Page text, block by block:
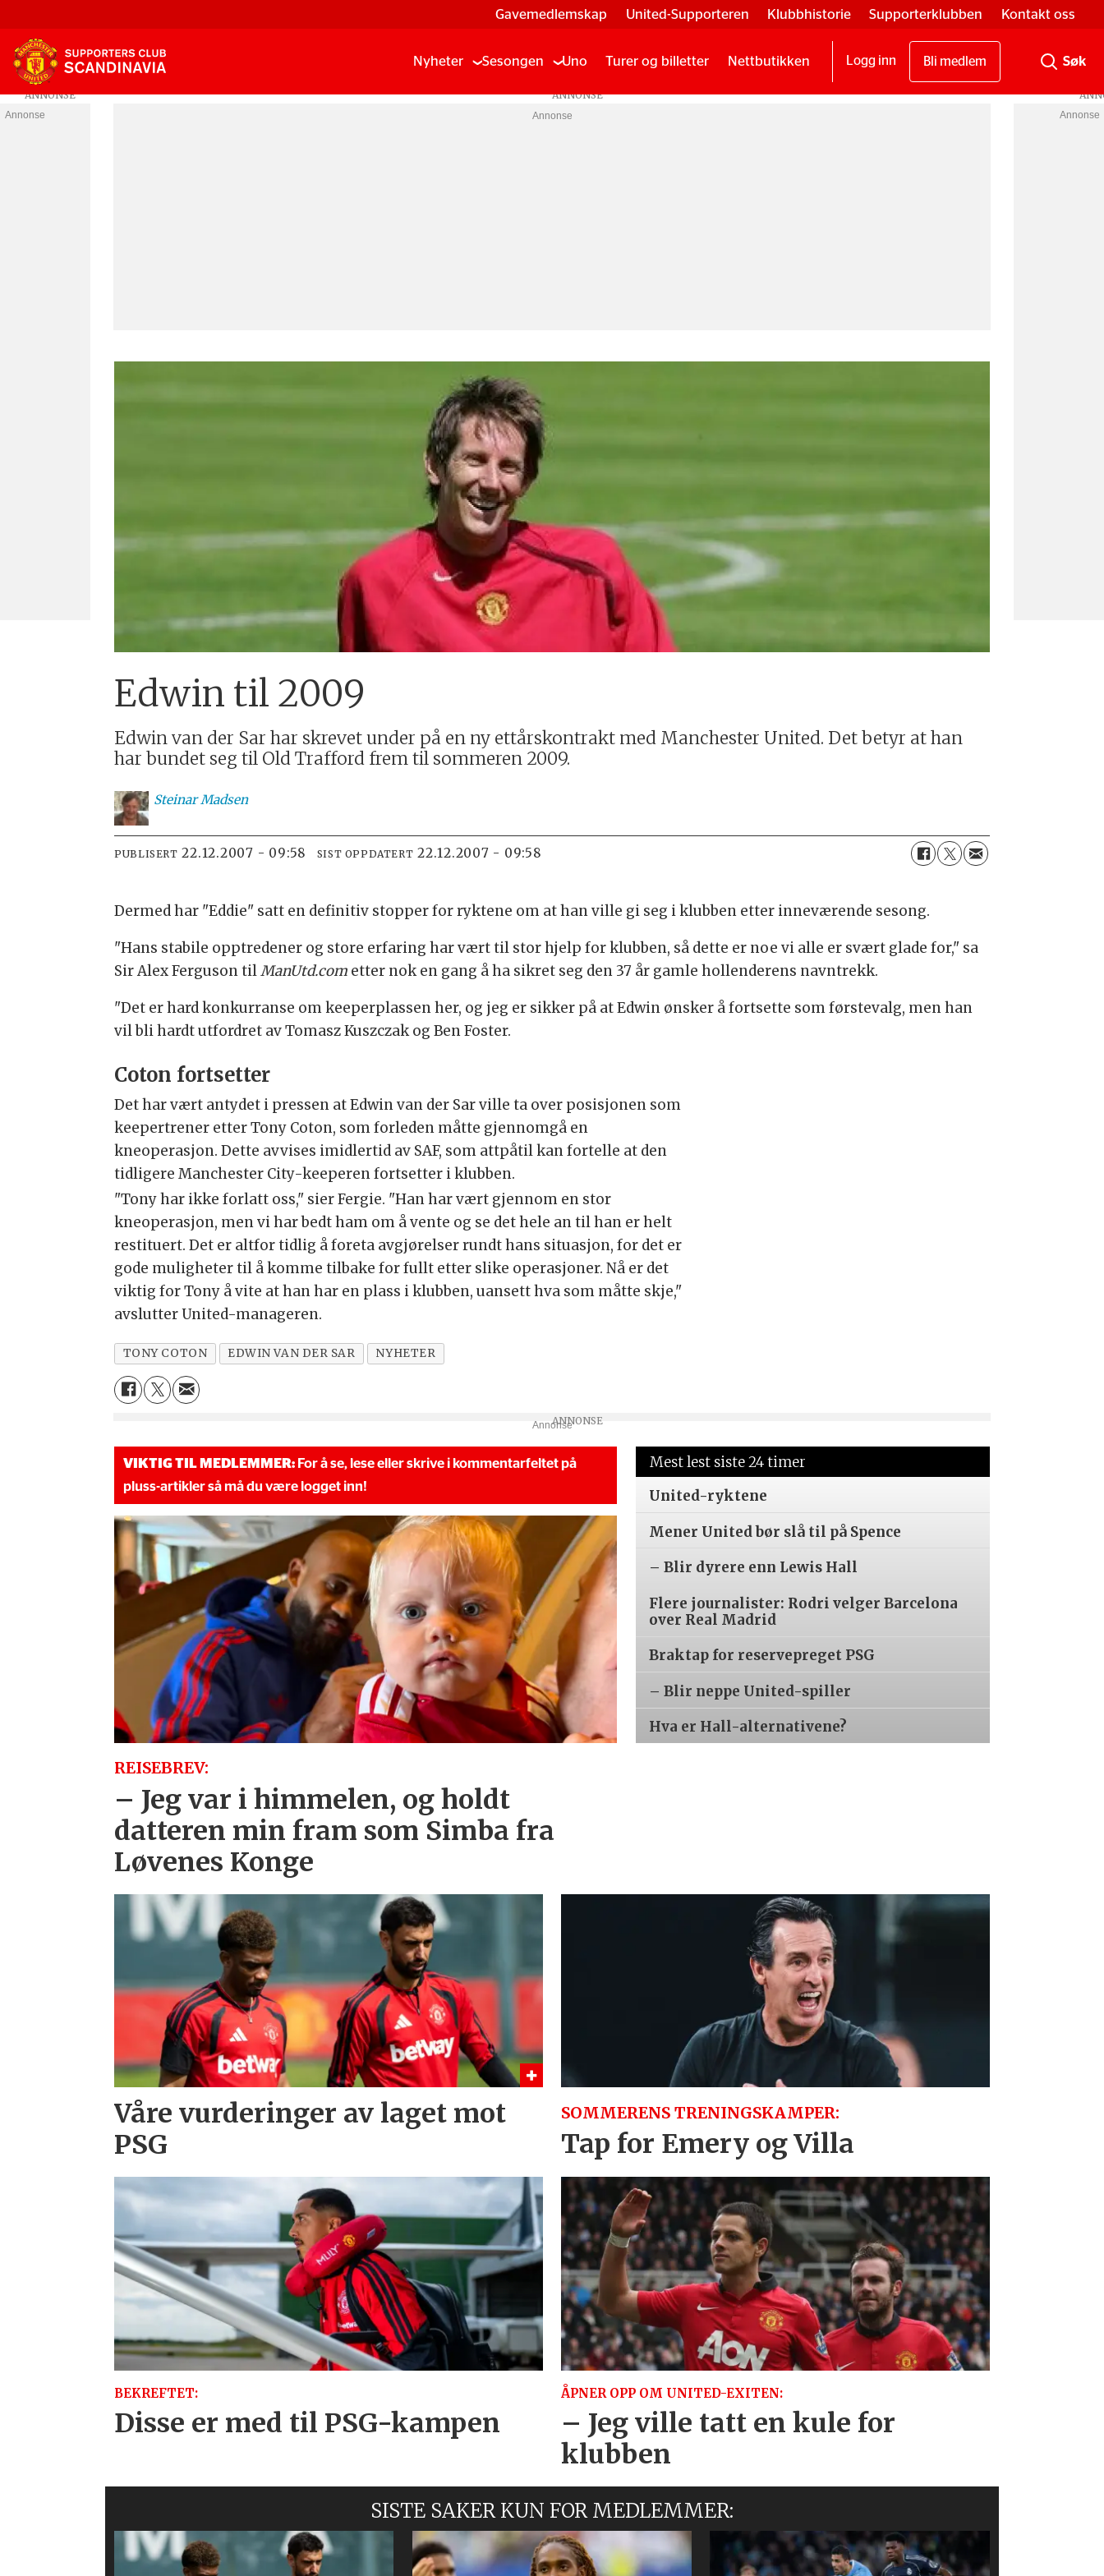
Gavemedlemskap United-Supporteren Klubbhistorie Supporterklubben Kontakt oss
Nyheter Sesongen Uno Turer og billetter Nettbutikken Logg inn Bli medlem
Annonse
Edwin til 2009
Edwin van der Sar har skrevet under på en ny ettårskontrakt med Manchester United. Det betyr at han
har bundet seg til Old Trafford frem til sommeren 2009.
Steinar Madsen
PUBLISERT 22.12.2007 - 09:58 SIST OPPDATERT 22.12.2007 - 09:58
Dermed har "Eddie" satt en definitiv stopper for ryktene om at han ville gi seg i klubben etter inneværende sesong.
"Hans stabile opptredener og store erfaring har vært til stor hjelp for klubben, så dette er noe vi alle er svært glade for," sa
Sir Alex Ferguson tilManUtd.com etter nok en gang å ha sikret seg den 37 år gamle hollenderens navntrekk.
"Det er hard konkurranse om keeperplassen her, og jeg er sikker på at Edwin ønsker å fortsette som førstevalg, men han
vil bli hardt utfordret av Tomasz Kuszczak og Ben Foster.
Coton fortsetter
Det har vært antydet i pressen at Edwin van der Sar ville ta over posisjonen som
keepertrener etter Tony Coton, som forleden måtte gjennomgå en
kneoperasjon. Dette avvises imidlertid av SAF, som attpåtil kan fortelle at den
tidligere Manchester City-keeperen fortsetter i klubben.
"Tony har ikke forlatt oss," sier Fergie. "Han har vært gjennom en stor
kneoperasjon, men vi har bedt ham om å vente og se det hele an til han er helt
restituert. Det er altfor tidlig å foreta avgjørelser rundt hans situasjon, for det er
gode muligheter til å komme tilbake for fullt etter slike operasjoner. Nå er det
viktig for Tony å vite at han har en plass i klubben, uansett hva som måtte skje,"
avslutter United-manageren.
TONY COTON EDWIN VAN DER SAR NYHETER
Annonse
VIKTIG TIL MEDLEMMER: For å se, lese eller skrive i kommentarfeltet på
pluss-artikler så må du være logget inn!
REISEBREV:
– Jeg var i himmelen, og holdt
datteren min fram som Simba fra
Løvenes Konge
Mest lest siste 24 timer
United-ryktene
Mener United bør slå til på Spence
– Blir dyrere enn Lewis Hall
Flere journalister: Rodri velger Barcelona
over Real Madrid
Braktap for reservepreget PSG
– Blir neppe United-spiller
Hva er Hall-alternativene?
Våre vurderinger av laget mot
PSG
SOMMERENS TRENINGSKAMPER:
Tap for Emery og Villa
BEKREFTET:
Disse er med til PSG-kampen
ÅPNER OPP OM UNITED-EXITEN:
– Jeg ville tatt en kule for
klubben
SISTE SAKER KUN FOR MEDLEMMER:
Annonse Annonse